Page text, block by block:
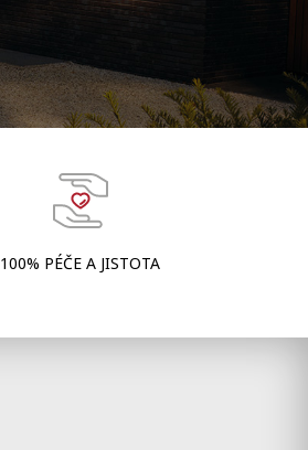
100% PÉČE A JISTOTA